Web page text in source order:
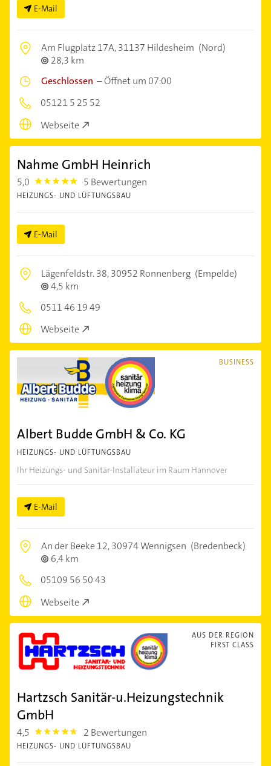
E-Mail
Am Flugplatz 17A,31137 Hildesheim (Nord)
28,3 km
Geschlossen –Öffnet um 07:00
05121 5 25 52
Webseite
Nahme GmbH Heinrich
5,0 5.0 5 Bewertungen
HEIZUNGS- UND LÜFTUNGSBAU
E-Mail
Lägenfeldstr. 38,30952 Ronnenberg (Empelde)
4,5 km
0511 46 19 49
Webseite
BUSINESS
Albert Budde GmbH & Co. KG
HEIZUNGS- UND LÜFTUNGSBAU
Ihr Heizungs- und Sanitär-Installateur im Raum Hannover
E-Mail
An der Beeke 12,30974 Wennigsen (Bredenbeck)
6,4 km
05109 56 50 43
Webseite
AUS DER REGION
FIRST CLASS
Hartzsch Sanitär-u.Heizungstechnik
GmbH
4,5 4.5 2 Bewertungen
HEIZUNGS- UND LÜFTUNGSBAU